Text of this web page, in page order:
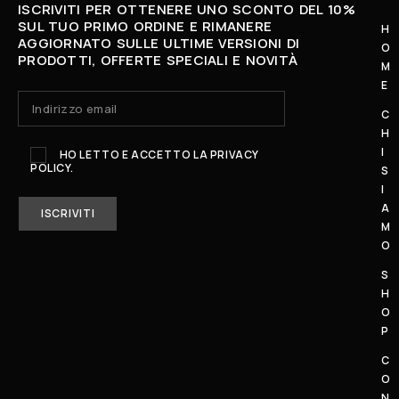
ISCRIVITI PER OTTENERE UNO SCONTO DEL 10%
SUL TUO PRIMO ORDINE E RIMANERE
AGGIORNATO SULLE ULTIME VERSIONI DI
PRODOTTI, OFFERTE SPECIALI E NOVITÀ
HO LETTO E ACCETTO LAPRIVACY
POLICY.
H
O
M
E
C
H
I
S
I
A
M
O
S
H
O
P
C
O
U
D
Ì
-
S
A
A
T
O
1
0